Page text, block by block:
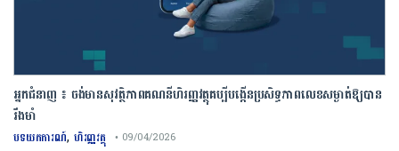
អ្នកជំនាញ ៖ ចង់មានសុវត្ថិភាពគណនីហិរញ្ញវត្ថុគប្បីបង្កើនប្រសិទ្ធភាពលេខសម្ងាត់ឱ្យបាន
រឹងមាំ
បទយកការណ៍, ហិរញ្ញវត្ថុ • 09/04/2026